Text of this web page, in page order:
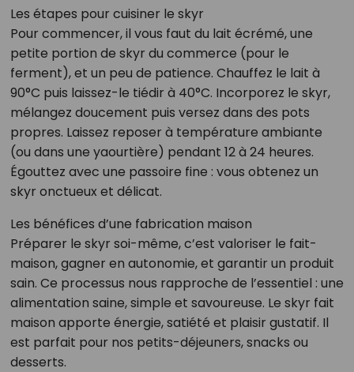
Les étapes pour cuisiner le skyr
Pour commencer, il vous faut du lait écrémé, une
petite portion de skyr du commerce (pour le
ferment), et un peu de patience. Chauffez le lait à
90°C puis laissez-le tiédir à 40°C. Incorporez le skyr,
mélangez doucement puis versez dans des pots
propres. Laissez reposer à température ambiante
(ou dans une yaourtière) pendant 12 à 24 heures.
Égouttez avec une passoire fine : vous obtenez un
skyr onctueux et délicat.
Les bénéfices d’une fabrication maison
Préparer le skyr soi-même, c’est valoriser le fait-
maison, gagner en autonomie, et garantir un produit
sain. Ce processus nous rapproche de l’essentiel : une
alimentation saine, simple et savoureuse. Le skyr fait
maison apporte énergie, satiété et plaisir gustatif. Il
est parfait pour nos petits-déjeuners, snacks ou
desserts.